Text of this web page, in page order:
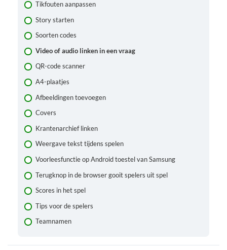
Tikfouten aanpassen
Story starten
Soorten codes
Video of audio linken in een vraag
QR-code scanner
A4-plaatjes
Afbeeldingen toevoegen
Covers
Krantenarchief linken
Weergave tekst tijdens spelen
Voorleesfunctie op Android toestel van Samsung
Terugknop in de browser gooit spelers uit spel
Scores in het spel
Tips voor de spelers
Teamnamen